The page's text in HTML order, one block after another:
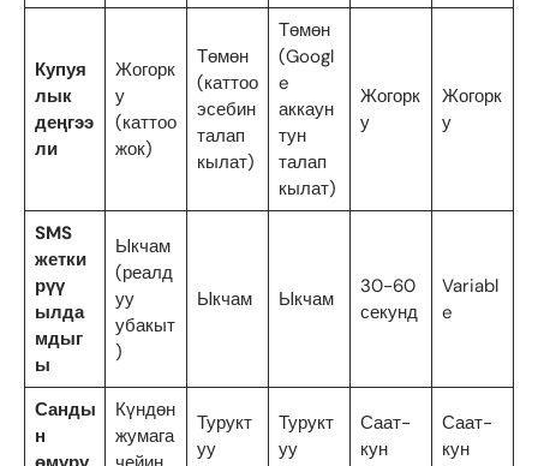
Купуя
лык
деңгээ
ли
Жогорк
у
(каттоо
жок)
Төмөн
(каттоо
эсебин
талап
кылат)
Төмөн
(Googl
e
аккаун
тун
талап
кылат)
Жогорк
у
Жогорк
у
SMS
жетки
рүү
ылда
мдыг
ы
Ыкчам
(реалд
уу
убакыт
)
Ыкчам Ыкчам
30-60
секунд
Variabl
e
Санды
н
Күндөн
жумага
Турукт
уу
Турукт
уу
Саат-
кун
Саат-
кун